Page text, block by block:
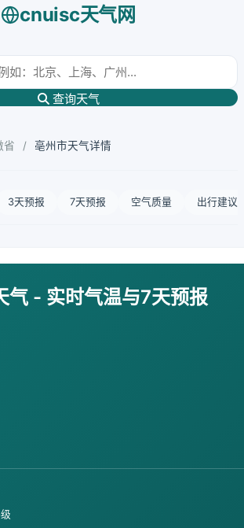
cnuisc天气网
查询天气
省 / 亳州市天气详情
3天预报 7天预报 空气质量 出行建议
气 - 实时气温与7天预报